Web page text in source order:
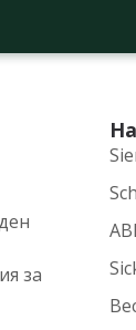
за